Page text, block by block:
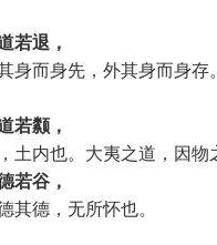
若退，
身而身先，外其身而身存。
若颣，
土内也。大夷之道，因物
若谷，
其德，无所怀也。